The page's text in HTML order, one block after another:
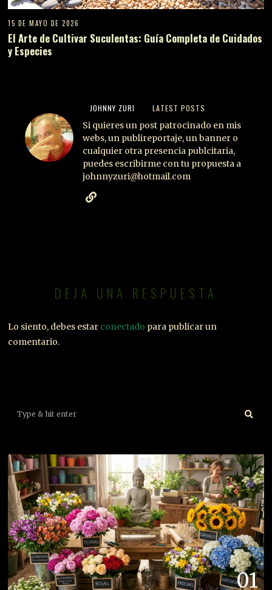
15 DE MAYO DE 2026
El Arte de Cultivar Suculentas: Guía Completa de Cuidados
y Especies
JOHNNY ZURI LATEST POSTS
Si quieres un post patrocinado en mis
webs, un publireportaje, un banner o
cualquier otra presencia publcitaria,
puedes escribirme con tu propuesta a
johnnyzuri@hotmail.com
DEJA UNA RESPUESTA
Lo siento, debes estar conectado para publicar un
comentario.
01